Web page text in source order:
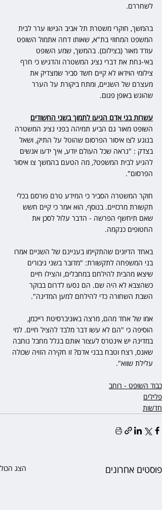
לשחררם.
בהמשך, חוקרי משטרת תל אביב הגישו ערר לבית
המשפט המחוזי בת"א, שאותו דחה אתמול השופט
עודד מאור (בצילום). בהמשך, שמע השופט
באי-נחת את דברי נציג המשטרה והדגיש כי חרף
צילומי הוידאו לא קיים חשד סביר שמצדיק את
מעצרם של השניים, ומתח ביקורת על הערר
שהוגש באופן פגום.
עשרות בני אדם הגיעו לתמוך בשני החשודים
השופט מאור גם הביע תמיהה בפני נציג המשטרה
בנוגע לצו איסור הפרסום שהוטל על התיק, ושאל
בצדק : "נראה שכל העולם יודע, איך ידעו אנשים
להגיע לבית המשפט?, מה הטעם בהמשך צו איסור
הפרסום".
חוקר המשטרה הסביר כי המידע טרם פורסם בכלי
תקשורת מרכזיים. בנוסף, הוא אמר כי קיים חשש
שאם תיחשף הפרשה - הדבר עלול לסכן את
החטופים כנקמה.
באחד הדיונים שהתקיימו בעניינם של השניים אמרו
בני המשפחה לתקשורת: "מדובר בשני גיבורים
שיצאו מהבית להילחם במחבלים, והצילו חיים
כשהצבא לא היה שם. הם נסעו לדרום בבוקר
השבת השחורה כדי להילחם למען המדינה".
אמו של אחד מהם, מרצה באוניברסיטת רייכמן,
הוסיפה כי "הם לא עשו דבר מלבד להציל חיים. למי
במדינה יש אינטרס לעצור אותם בגלל מחבל נוחבה
שאנס, רצח וטבח בבני אדם? זו חקירה הזויה שכולה
עלילת שווא".
כבוד השופט - רוחב
פלילים
חדשות
פוסטים אחרונים הצג הכול